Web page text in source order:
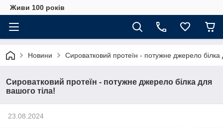
Живи 100 років
Новини Сироватковий протеїн - потужне джерело білка
Сироватковий протеїн - потужне джерело білка для
вашого тіла!
23.08.2024